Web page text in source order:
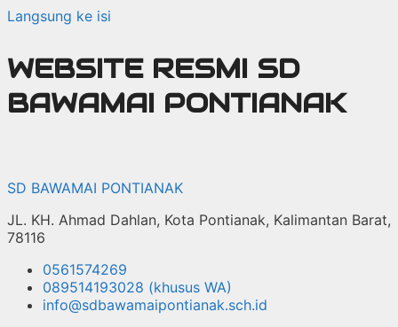
Langsung ke isi
WEBSITE RESMI SD
BAWAMAI PONTIANAK
SD BAWAMAI PONTIANAK
JL. KH. Ahmad Dahlan, Kota Pontianak, Kalimantan Barat,
78116
0561574269
089514193028 (khusus WA)
info@sdbawamaipontianak.sch.id